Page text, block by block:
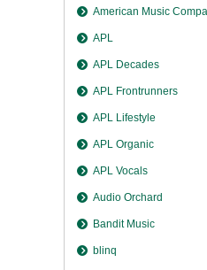
American Music
APL
APL Decades
APL Frontrunners
APL Lifestyle
APL Organic
APL Vocals
Audio Orchard
Bandit Music
blinq